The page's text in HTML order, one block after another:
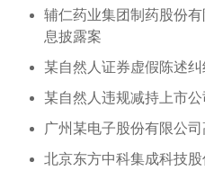
辅仁药业集团制药股份
息披露案
某自然人证券虚假陈述纠
某自然人违规减持上市
广州某电子股份有限公
北京东方中科集成科技